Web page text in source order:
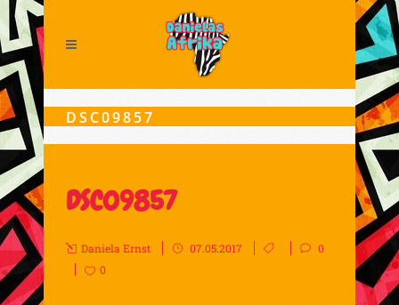
DSC09857
DSC09857
Daniela Ernst 07.05.2017
0
0